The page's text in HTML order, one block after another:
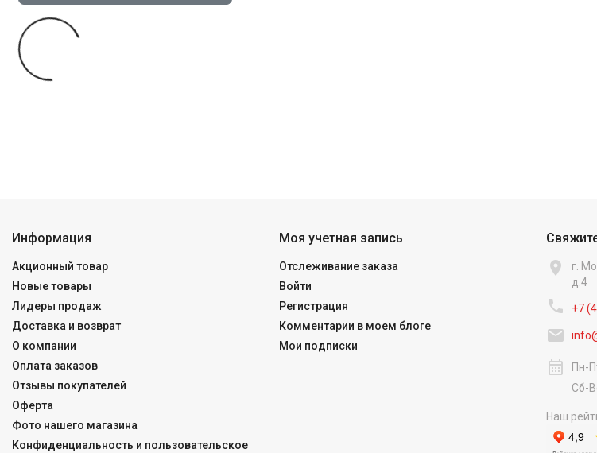
Информация
Акционный товар
Новые товары
Лидеры продаж
Доставка и возврат
О компании
Оплата заказов
Отзывы покупателей
Оферта
Фото нашего магазина
Конфиденциальность и пользовательское
Моя учетная запись
Отслеживание заказа
Войти
Регистрация
Комментарии в моем блоге
Мои подписки

г.
д.4
 +7

calendar_month
Пн-
Сб-
Наш